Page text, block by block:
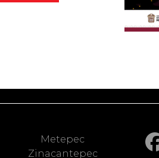
Metepec
Zinacantepec